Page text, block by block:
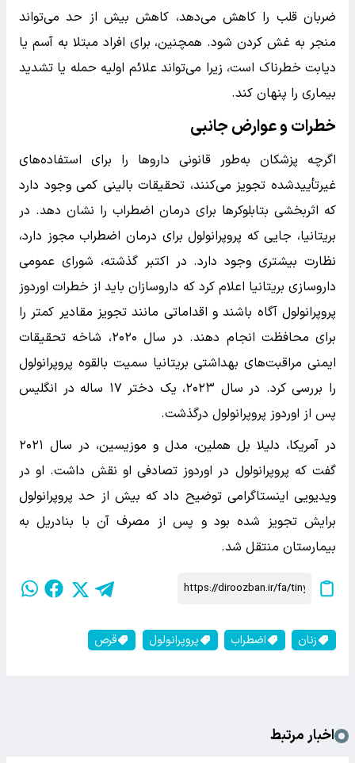
ضربان قلب را کاهش می‌دهد، کاهش بیش از حد می‌تواند
منجر به غش کردن شود. همچنین، برای افراد مبتلا به آسم یا
دیابت خطرناک است، زیرا می‌تواند علائم اولیه حمله یا تشدید
بیماری را پنهان کند.
خطرات و عوارض جانبی
اگرچه پزشکان به‌طور قانونی داروها را برای استفاده‌های
غیرتأییدشده تجویز می‌کنند، تحقیقات بالینی کمی وجود دارد
که اثربخشی بتابلوکرها برای درمان اضطراب را نشان دهد. در
بریتانیا، جایی که پروپرانولول برای درمان اضطراب مجوز دارد،
نظارت بیشتری وجود دارد. در اکتبر گذشته، شورای عمومی
داروسازی بریتانیا اعلام کرد که داروسازان باید از خطرات اوردوز
پروپرانولول آگاه باشند و اقداماتی مانند تجویز مقادیر کمتر را
برای محافظت انجام دهند. در سال ۲۰۲۰، شاخه تحقیقات
ایمنی مراقبت‌های بهداشتی بریتانیا سمیت بالقوه پروپرانولول
را بررسی کرد. در سال ۲۰۲۳، یک دختر ۱۷ ساله در انگلیس
پس از اوردوز پروپرانولول درگذشت.
در آمریکا، دلیلا بل هملین، مدل و موزیسین، در سال ۲۰۲۱
گفت که پروپرانولول در اوردوز تصادفی او نقش داشت. او در
ویدیویی اینستاگرامی توضیح داد که بیش از حد پروپرانولول
برایش تجویز شده بود و پس از مصرف آن با بنادریل به
بیمارستان منتقل شد.
زنان اضطراب پروپرانولول قرص
اخبار مرتبط